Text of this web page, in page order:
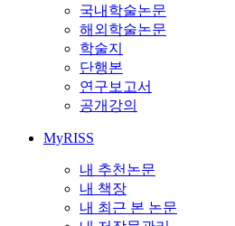
국내학술논문
해외학술논문
학술지
단행본
연구보고서
공개강의
MyRISS
내 추천논문
내 책장
내 최근 본 논문